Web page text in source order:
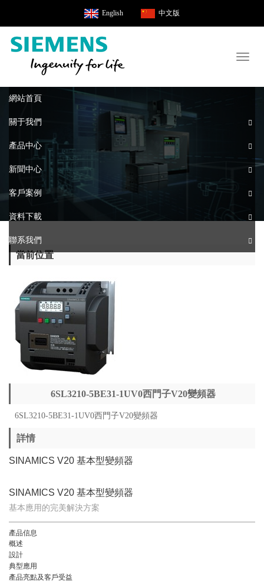
English 中文版
網站首頁
關于我們
產品中心
新聞中心
客戶案例
資料下載
聯系我們
當前位置
6SL3210-5BE31-1UV0西門子V20變頻器
6SL3210-5BE31-1UV0西門子V20變頻器
詳情
SINAMICS V20 基本型變頻器
SINAMICS V20 基本型變頻器
基本應用的完美解決方案
產品信息
概述
設計
典型應用
產品亮點及客戶受益